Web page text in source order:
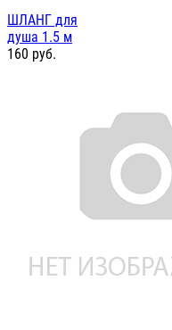
ШЛАНГ для
душа 1.5 м
160 руб.